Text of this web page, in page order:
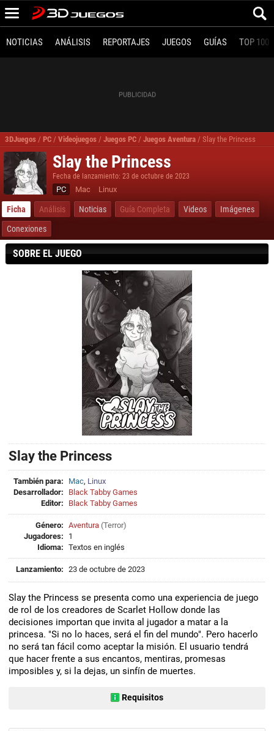
NOTICIAS ANÁLISIS REPORTAJES JUEGOS GUÍAS TOP 100
3DJuegos / PC / Videojuegos / Juegos PC / Juegos Aventura / Slay the Princess
Slay the Princess
Fecha de lanzamiento: 23 de octubre de 2023
PC Mac Linux
Ficha Análisis Noticias Guía Completa Videos
Imágenes
Conexiones
SOBRE EL JUEGO
Slay the Princess
También para: Mac, Linux
Desarrollador:
Black Tabby Games
Editor:
Black Tabby Games
Género: Aventura (Terror)
Jugadores:
1
Idioma: Textos en inglés
Lanzamiento: 23 de octubre de 2023
Slay the Princess se presenta como una experiencia de juego
de rol de los creadores de Scarlet Hollow donde las
decisiones importan que invita al jugador a matar a la
princesa. "Si no lo haces, será el fin del mundo". Pero hacerlo
no será tan fácil como aceptar la misión. El usuario tendrá
que hacer frente a sus encantos, mentiras, promesas
imposibles y, si la dejas, un sinfín de muertes.
Requisitos